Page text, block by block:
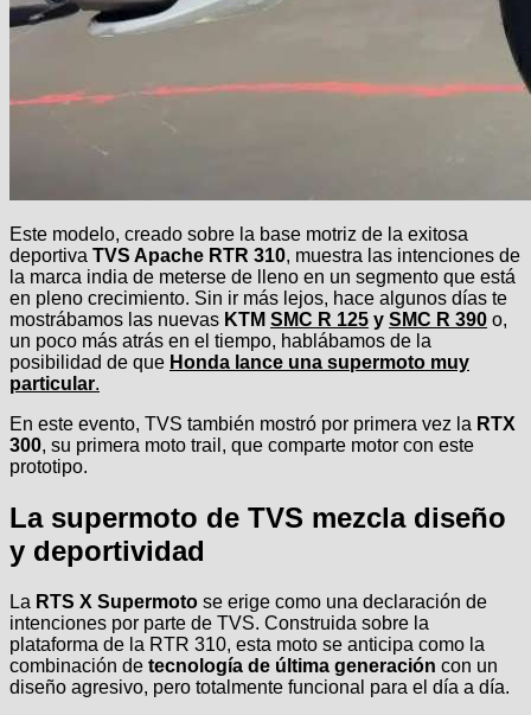
Este modelo, creado sobre la base motriz de la exitosa
deportiva TVS Apache RTR 310, muestra las intenciones de
la marca india de meterse de lleno en un segmento que está
en pleno crecimiento. Sin ir más lejos, hace algunos días te
mostrábamos las nuevas KTM SMC R 125 y SMC R 390 o,
un poco más atrás en el tiempo, hablábamos de la
posibilidad de que Honda lance una supermoto muy
particular.
En este evento, TVS también mostró por primera vez la RTX
300, su primera moto trail, que comparte motor con este
prototipo.
La supermoto de TVS mezcla diseño
y deportividad
La RTS X Supermoto se erige como una declaración de
intenciones por parte de TVS. Construida sobre la
plataforma de la RTR 310, esta moto se anticipa como la
combinación de tecnología de última generación con un
diseño agresivo, pero totalmente funcional para el día a día.